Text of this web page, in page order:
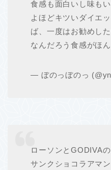
食感も面白いし味もい
よほどキツいダイエ
ば、一度はお勧めした
なんだろう食感がほ
— ぼのっぼのっ
ローソンとGODIVA
サンクショコラアマン